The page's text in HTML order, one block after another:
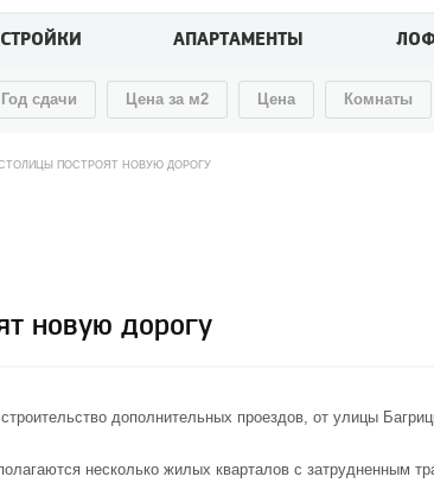
АПАРТАМЕНТЫ
Год сдачи Цена за м2 Цена Комнаты
ПОСТРОЯТ НОВУЮ ДОРОГУ
новую дорогу
дополнительных проездов, от улицы
несколько жилых кварталов с затрудненным